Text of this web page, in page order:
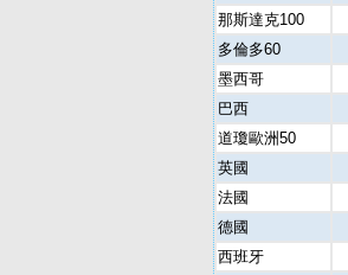
那斯達克100
多倫多60
墨西哥
巴西
道瓊歐洲50
英國
法國
德國
西班牙